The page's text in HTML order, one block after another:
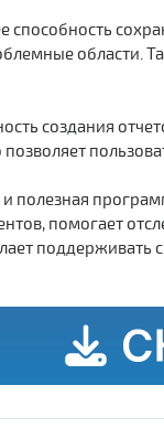
способность
создания
полезная
помогает